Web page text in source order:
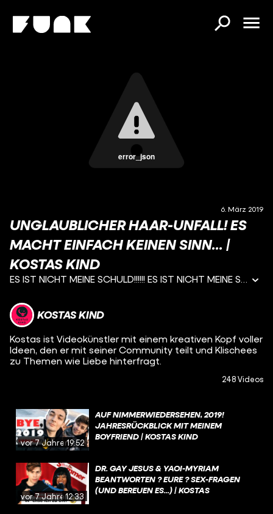
error_json
6. März 2019
UNGLAUBLICHER HAAR-UNFALL! ES
MACHT EINFACH KEINEN SINN... |
KOSTAS KIND
ES IST NICHT MEINE SCHULD!!!!!! ES IST NICHT MEINE SCHULD!!!!!! ES IST NICHT MEINE SCHULD!!!!!! ES IST NICHT MEINE SCHULD!!!!!! Hey Leute :D Heute mal aus gegebenem Anlass eine Art #STORYTIME Video... Ich glaube, ich musste dieses Video drehen, um mich selber zu therapieren... xD Aber ganz ehrlich: WHAT THE HECK ist passiert? Gibt es Friseure unter euch? Erzählt mir mal, warum ich Zauber-Tönung gegriffen habe und meine Haare Farbroulette gespielt haben! D: Ey...ich hab mich so getrollt gefühlt die ganze Zeit xD Ich hab doch alles so gemacht, wie es mir meine Friseur-Freundin erklärt hat T_T Let's goooo! ------------------------------------------- music by: epidemicsound.com
KOSTAS KIND
Kostas ist Videokünstler mit einem kreativen Kopf voller
Ideen, den er mit seiner Community teilt und Klischees
zu Themen wie Liebe hinterfragt.
248 Videos
vor 7 Jahren19:52
AUF NIMMERWIEDERSEHEN, 2019!
JAHRESRÜCKBLICK MIT MEINEM
BOYFRIEND | KOSTAS KIND
vor 7 Jahren12:33
DR. GAY JESUS & YAOI-MYRIAM
BEANTWORTEN ? EURE ? SEX-FRAGEN
(UND BEREUEN ES...) | KOSTAS